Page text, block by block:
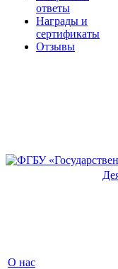
ответы
Награды и
сертификаты
Отзывы
О нас